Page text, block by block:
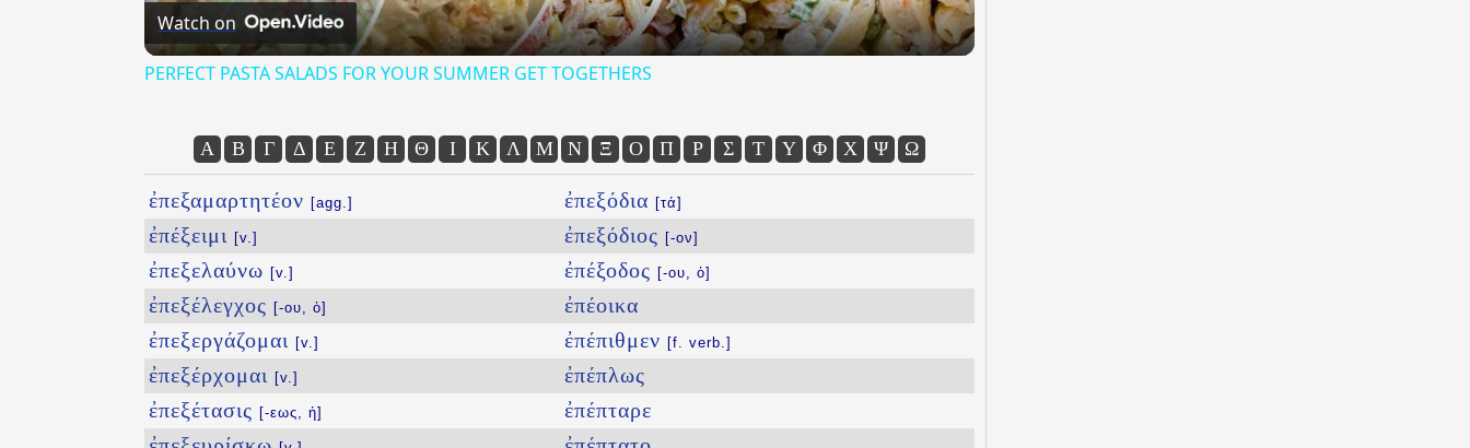
Watch on
PERFECT PASTA SALADS FOR YOUR SUMMER GET TOGETHERS
Α Β Γ Δ Ε Ζ Η Θ Ι Κ Λ Μ Ν Ξ Ο Π Ρ Σ Τ Υ Φ Χ Ψ Ω
ἐπεξαμαρτητέον [agg.]
ἐπέξειμι [v.]
ἐπεξελαύνω [v.]
ἐπεξέλεγχος [-ου, ὁ]
ἐπεξεργάζομαι [v.]
ἐπεξέρχομαι [v.]
ἐπεξέτασις [-εως, ἡ]
ἐπεξόδια [τά]
ἐπεξόδιος [-ον]
ἐπέξοδος [-ου, ὁ]
ἐπέοικα
ἐπέπιθμεν [f. verb.]
ἐπέπλως
ἐπέπταρε